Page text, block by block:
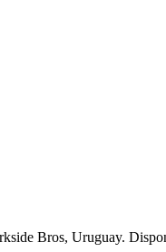
Bros, Uruguay.